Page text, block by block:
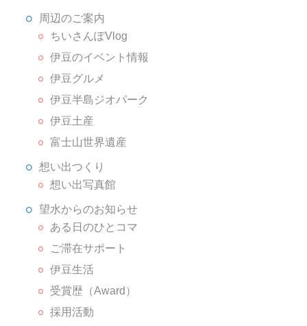
周辺のご案内
ちいさんぽVlog
伊豆のイベント情報
伊豆グルメ
伊豆半島ジオパーク
伊豆土産
富士山世界遺産
想い出つくり
想い出写真館
望水からのお知らせ
ある日のひとコマ
ご滞在サポート
伊豆生活
受賞歴（Award）
採用活動